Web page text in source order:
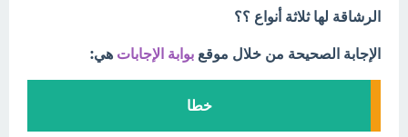
الرشاقة لها ثلاثة أنواع ؟؟
الإجابة الصحيحة من خلال موقع بوابة الإجابات هي:
خطا